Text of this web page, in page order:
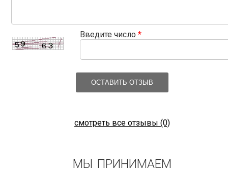
Введите число *
ОСТАВИТЬ ОТЗЫВ
смотреть все отзывы (0)
МЫ ПРИНИМАЕМ